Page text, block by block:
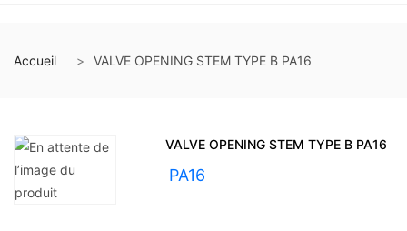
Accueil VALVE OPENING STEM TYPE B PA16
VALVE OPENING STEM TYPE B PA16
PA16